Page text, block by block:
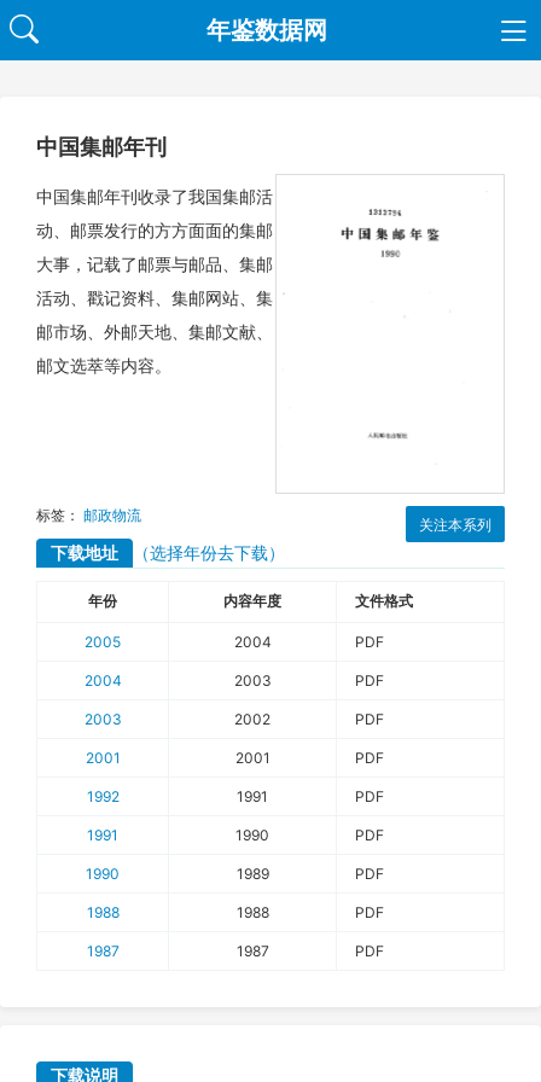
年鉴数据网
中国集邮年刊
中国集邮年刊收录了我国集邮活
动、邮票发行的方方面面的集邮
大事，记载了邮票与邮品、集邮
活动、戳记资料、集邮网站、集
邮市场、外邮天地、集邮文献、
邮文选萃等内容。
关注本系列
标签： 邮政物流
下载地址 （选择年份去下载）
年份 内容年度 文件格式
2005 2004 PDF
2004 2003 PDF
2003 2002 PDF
2001 2001 PDF
1992 1991 PDF
1991 1990 PDF
1990 1989 PDF
1988 1988 PDF
1987 1987 PDF
下载说明